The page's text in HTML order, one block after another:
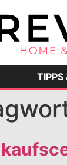
TIPPS